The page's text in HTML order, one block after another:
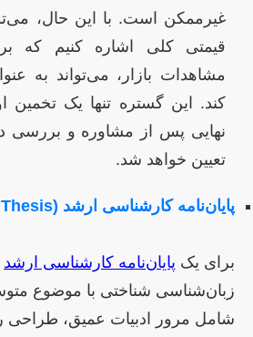
غیرممکن است. با این حال،
قیمتی کلی اشاره کنیم که
مشاهدات بازار، می‌تواند به
کند. این گستره تنها یک
نهایی پس از مشاوره و بررسی
تعیین خواهد شد.
پایان‌نامه کارشناسی ارشد (Master’s Thesis):
برای یک پایان‌نامه کارشناسی ارشد
زبان‌شناسی شناختی با موضوع
شامل مرور ادبیات عمیق،